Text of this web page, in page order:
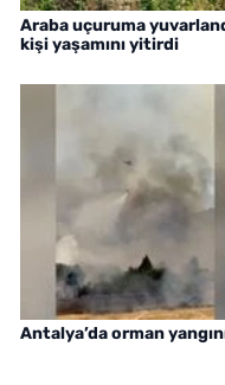
Araba uçuruma
kişi yaşamını yitirdi
Antalya’da orman